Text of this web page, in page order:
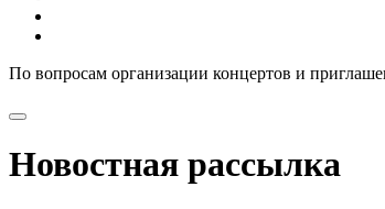
По вопросам организации концертов и
Новостная рассылка